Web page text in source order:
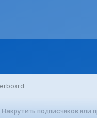
Накрутить подписчиков или